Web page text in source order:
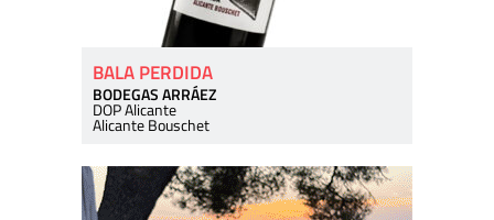
BALA PERDIDA
BODEGAS ARRÁEZ
DOP Alicante
Alicante Bouschet